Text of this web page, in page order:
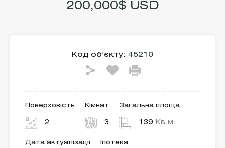
200,000$ USD
Код об’єкту: 45210
Поверховість
2
Кімнат
3
Загальна площа
139 Кв.м.
Дата актуалізації Іпотека